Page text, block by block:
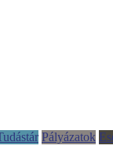
Pályázatok